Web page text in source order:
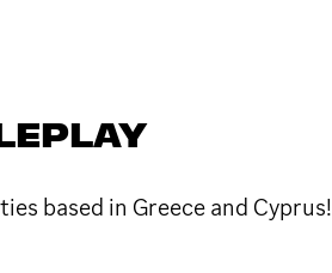
based in Greece and Cyprus!